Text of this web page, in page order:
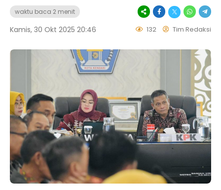
waktu baca 2 menit
Kamis, 30 Okt 2025 20:46 132 Tim Redaksi